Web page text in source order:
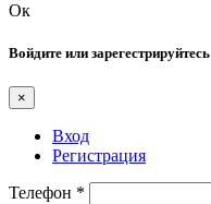
Ок
Войдите или зарегестрируйтесь
×
Вход
Регистрация
Телефон *